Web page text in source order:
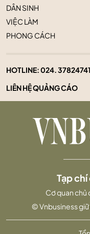
DÂN SINH
VIỆC LÀM
PHONG CÁCH
HOTLINE:024. 37824741
LIÊN HỆ QUẢNG CÁO
Tạp
Cơ quan chủ
© Vnbusiness